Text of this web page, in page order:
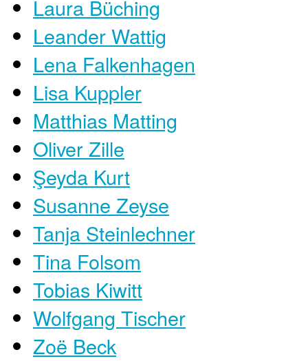
Laura Büching
Leander Wattig
Lena Falkenhagen
Lisa Kuppler
Matthias Matting
Oliver Zille
Şeyda Kurt
Susanne Zeyse
Tanja Steinlechner
Tina Folsom
Tobias Kiwitt
Wolfgang Tischer
Zoë Beck